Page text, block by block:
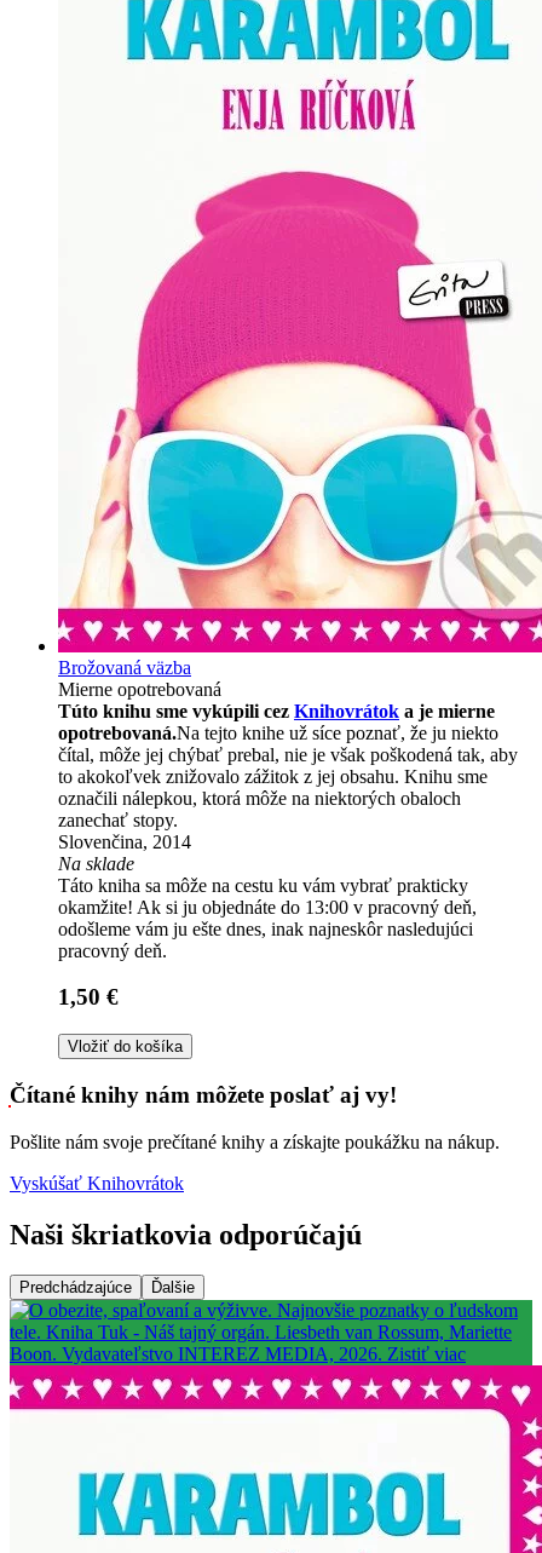
Brožovaná väzba
Mierne opotrebovaná
Túto knihu sme vykúpili cez Knihovrátok a je mierne
opotrebovaná.Na tejto knihe už síce poznať, že ju niekto
čítal, môže jej chýbať prebal, nie je však poškodená tak, aby
to akokoľvek znižovalo zážitok z jej obsahu. Knihu sme
označili nálepkou, ktorá môže na niektorých obaloch
zanechať stopy.
Slovenčina, 2014
Na sklade
Táto kniha sa môže na cestu ku vám vybrať prakticky
okamžite! Ak si ju objednáte do 13:00 v pracovný deň,
odošleme vám ju ešte dnes, inak najneskôr nasledujúci
pracovný deň.
1,50 €
Vložiť do košíka
Čítané knihy nám môžete poslať aj vy!
Pošlite nám svoje prečítané knihy a získajte poukážku na nákup.
Vyskúšať Knihovrátok
Naši škriatkovia odporúčajú
Predchádzajúce Ďalšie